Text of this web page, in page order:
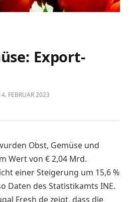
Export-
FEBRUAR 2023
Obst, Gemüse und
Wert von € 2,04 Mrd.
einer Steigerung um 15,6 %
Daten des Statistikamts INE.
Fresh de zeigt, dass die